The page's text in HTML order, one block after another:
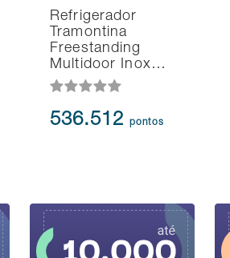
Refrigerador
Tramontina
Freestanding
Multidoor Inox…
536.512pontos